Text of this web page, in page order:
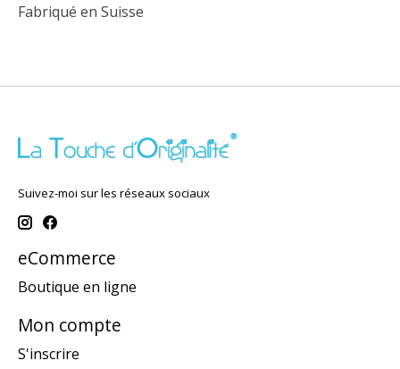
Fabriqué en Suisse
Suivez-moi sur les réseaux sociaux
eCommerce
Boutique en ligne
Mon compte
S'inscrire